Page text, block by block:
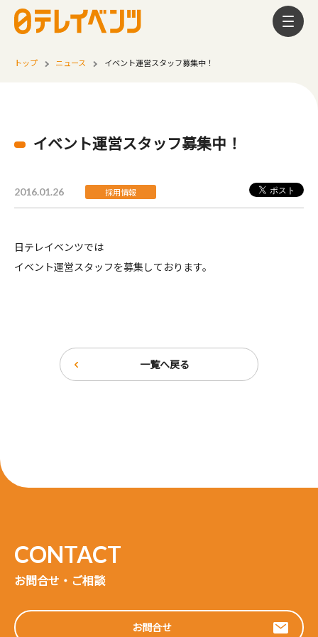
トップ ニュース イベント運営スタッフ募集中！
イベント運営スタッフ募集中！
2016.01.26 採用情報
日テレイベンツでは
イベント運営スタッフを募集しております。
一覧へ戻る
お問合せ・ご相談
お問合せ